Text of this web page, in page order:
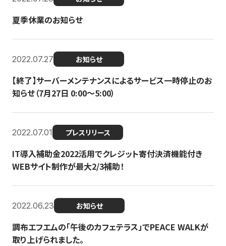
夏季休業のお知らせ
2022.07.27 お知らせ
【終了】サーバーメンテナンスによるサービス一時停止のお
知らせ（7月27日 0:00〜5:00）
2022.07.01 プレスリリース
IT導入補助金2022活用でクレジット寄付決済機能付き
WEBサイト制作が最大2/3補助！
2022.06.23 お知らせ
調布エフエムの「午後のカフェテラス」でPEACE WALKが
取り上げられました。